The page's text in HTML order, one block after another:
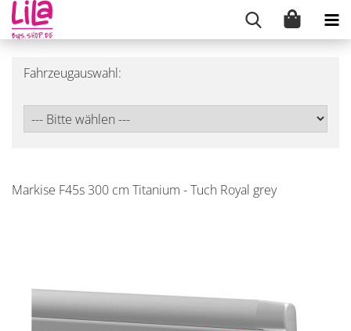
Fahrzeugauswahl:
Markise F45s 300 cm Titanium - Tuch Royal grey